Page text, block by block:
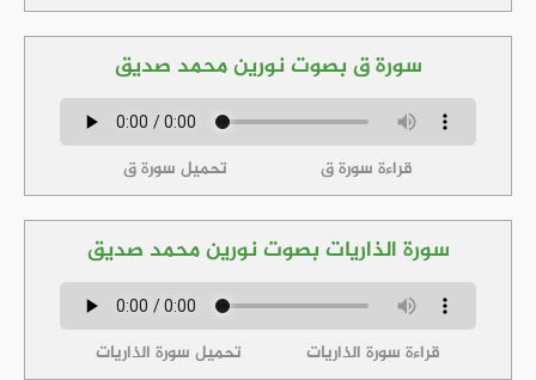
سورة ق بصوت نورين محمد صديق
قراءة سورة ق تحميل سورة ق
سورة الذاريات بصوت نورين محمد صديق
قراءة سورة الذاريات تحميل سورة الذاريات